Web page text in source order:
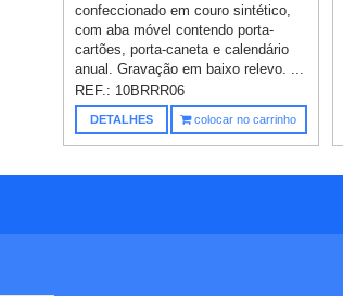
confeccionado em couro sintético,
com aba móvel contendo porta-
cartões, porta-caneta e calendário
anual. Gravação em baixo relevo. ...
REF.: 10BRRR06
DETALHES colocar no carrinho